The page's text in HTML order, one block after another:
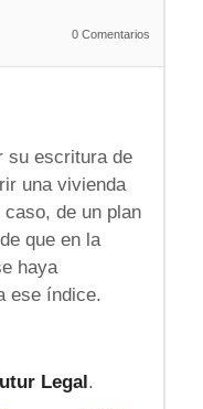
0 Comentarios
su escritura de
una vivienda
de un plan
que en la
haya
ese índice.
Legal.